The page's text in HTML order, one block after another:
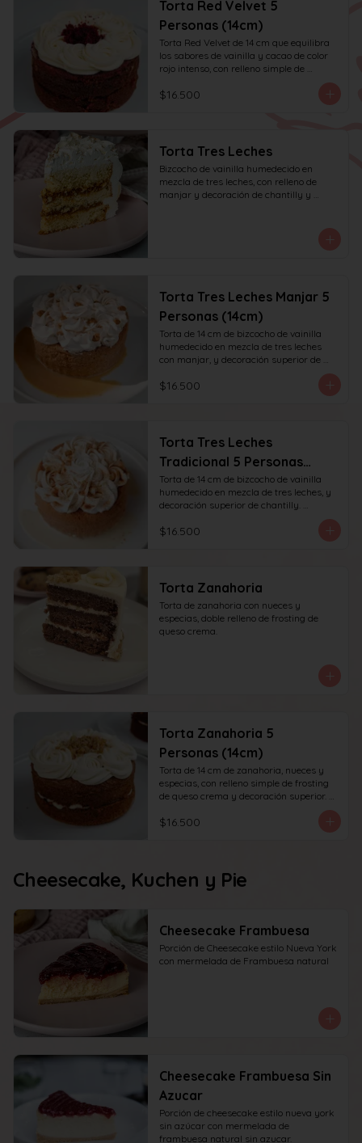
Torta Red Velvet 5
Personas (14cm)
Torta Red Velvet de 14 cm que equilibra
los sabores de vainilla y cacao de color
rojo intenso, con relleno simple de
solo en la parte superior. Recomendada
$16.500
Torta Tres Leches
Bizcocho de vainilla humedecido en
mezcla de tres leches, con relleno de
manjar y decoración de chantilly y
Torta Tres Leches Manjar 5
Personas (14cm)
Torta de 14 cm de bizcocho de vainilla
humedecido en mezcla de tres leches
con manjar, y decoración superior de
chantilly y manjar. recomendada para 6
personas.
$16.500
Torta Tres Leches
Tradicional 5 Personas
(14cm)
Torta de 14 cm de bizcocho de vainilla
humedecido en mezcla de tres leches, y
decoración superior de chantilly.
$16.500
Torta Zanahoria
Torta de zanahoria con nueces y
especias, doble relleno de frosting de
queso crema.
Torta Zanahoria 5
Personas (14cm)
Torta de 14 cm de zanahoria, nueces y
especias, con relleno simple de frosting
de queso crema y decoración superior.
$16.500
Cheesecake, Kuchen y Pie
Cheesecake Frambuesa
Porción de Cheesecake estilo Nueva York
con mermelada de Frambuesa natural
Cheesecake Frambuesa Sin
Azucar
Porción de cheesecake estilo nueva york
sin azúcar con mermelada de
frambuesa natural sin azucar.